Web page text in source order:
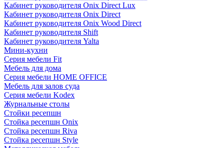
Кабинет руководителя Onix Direct Lux
Кабинет руководителя Onix Direct
Кабинет руководителя Onix Wood Direct
Кабинет руководителя Shift
Кабинет руководителя Yalta
Мини-кухни
Серия мебели Fit
Мебель для дома
Серия мебели HOME OFFICE
Мебель для залов суда
Серия мебели Kodex
Журнальные столы
Стойки ресепшн
Стойка ресепшн Onix
Стойка ресепшн Riva
Стойка ресепшн Style